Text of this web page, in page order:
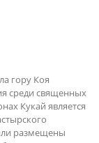
гору Коя
среди священных
Кукай является
размещены